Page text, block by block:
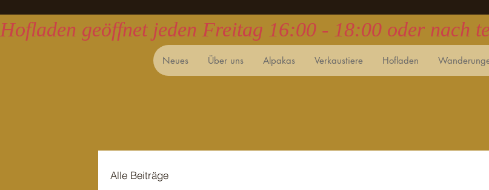
Neues Über uns Alpakas Verkaustiere Hofladen
Hofladen geöffnet jeden Freitag 16:00 - 18:00 oder nach
Alle Beiträge